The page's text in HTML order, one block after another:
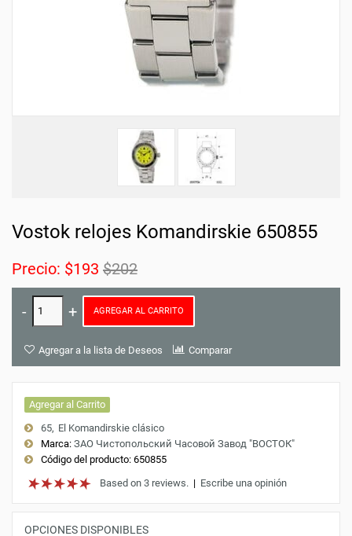
Vostok relojes Komandirskie 650855
Precio: $193 $202
AGREGAR AL CARRITO
Agregar a la lista de Deseos Comparar
Agregar al Carrito
65 El Komandirskie clásico
Marca: ЗАО Чистопольский Часовой Завод "ВОСТОК"
Código del producto: 650855
Based on 3 reviews. | Escribe una opinión
OPCIONES DISPONIBLES